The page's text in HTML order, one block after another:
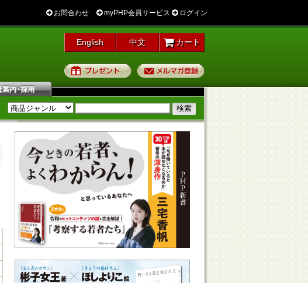
お問合わせ myPHP会員サービス ログイン
English 中文 カート
プレゼント